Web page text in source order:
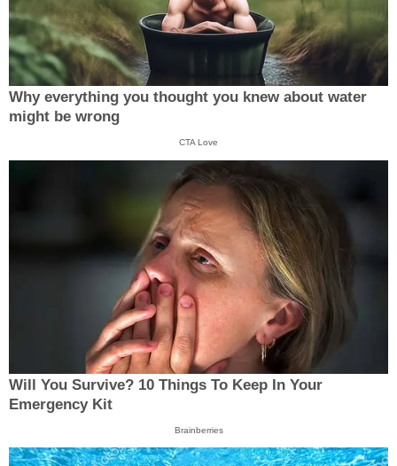
Why everything you thought you knew about water
might be wrong
CTA Love
Will You Survive? 10 Things To Keep In Your
Emergency Kit
Brainberries